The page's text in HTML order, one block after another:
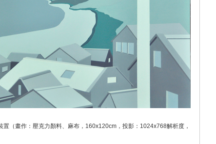
（畫作：壓克力顏料、麻布，160x120cm，投影：1024x768解析度，